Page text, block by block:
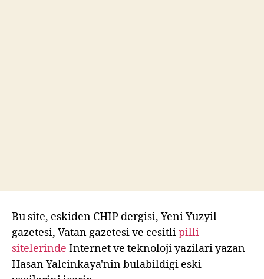
Bu site, eskiden CHIP dergisi, Yeni Yuzyil
gazetesi, Vatan gazetesi ve cesitlipilli
sitelerinde Internet ve teknoloji yazilari yazan
Hasan Yalcinkaya'nin bulabildigi eski